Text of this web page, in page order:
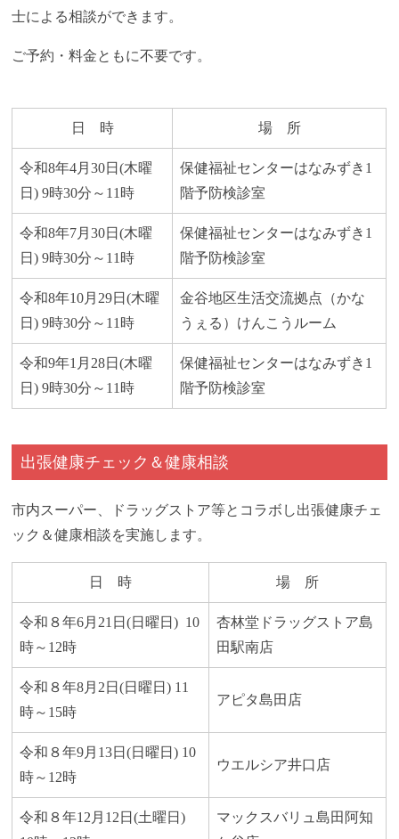
士による相談ができます。
ご予約・料金ともに不要です。
日 時 場 所
令和8年4月30日(木曜
日) 9時30分～11時
保健福祉センターはなみずき1
階予防検診室
令和8年7月30日(木曜
日) 9時30分～11時
保健福祉センターはなみずき1
階予防検診室
令和8年10月29日(木曜
日) 9時30分～11時
金谷地区生活交流拠点（かな
うぇる）けんこうルーム
令和9年1月28日(木曜
日) 9時30分～11時
保健福祉センターはなみずき1
階予防検診室
出張健康チェック＆健康相談
市内スーパー、ドラッグストア等とコラボし出張健康チェ
ック＆健康相談を実施します。
日 時 場 所
令和８年6月21日(日曜日) 10
時～12時
杏林堂ドラッグストア島
田駅南店
令和８年8月2日(日曜日) 11
時～15時
アピタ島田店
令和８年9月13日(日曜日) 10
時～12時
ウエルシア井口店
令和８年12月12日(土曜日)
マックスバリュ島田阿知